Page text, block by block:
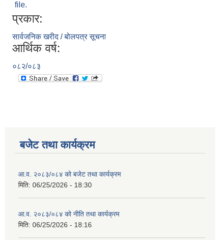
file.
प्रकार:
सार्वजनिक खरीद / बोलपत्र सूचना
आर्थिक वर्ष:
०८२/०८३
बजेट तथा कार्यक्रम
आ.व. २०८३/०८४ को बजेट तथा कार्यक्रम
मिति: 06/25/2026 - 18:30
आ.व. २०८३/०८४ को नीति तथा कार्यक्रम
मिति: 06/25/2026 - 18:16